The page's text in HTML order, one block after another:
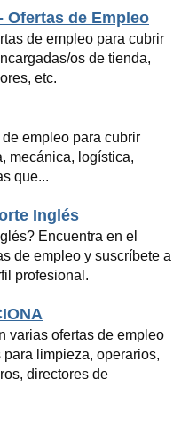
Ofertas de Empleo
de empleo para cubrir
os de tienda,
etc.
empleo para cubrir
mecánica, logística,
que...
Inglés
Encuentra en el
de empleo y suscríbete a
profesional.
varias ofertas de empleo
limpieza, operarios,
directores de